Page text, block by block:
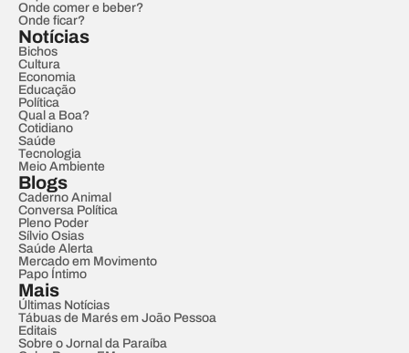
Onde comer e beber?
Onde ficar?
Notícias
Bichos
Cultura
Economia
Educação
Política
Qual a Boa?
Cotidiano
Saúde
Tecnologia
Meio Ambiente
Blogs
Caderno Animal
Conversa Política
Pleno Poder
Sílvio Osias
Saúde Alerta
Mercado em Movimento
Papo Íntimo
Mais
Últimas Notícias
Tábuas de Marés em João Pessoa
Editais
Sobre o Jornal da Paraíba